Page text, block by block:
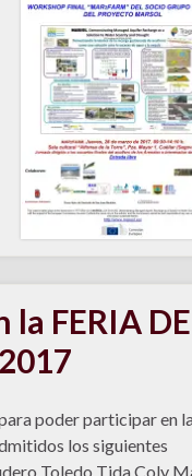
FERIA DE
poder participar en
los siguientes
Toledo Tida Coly